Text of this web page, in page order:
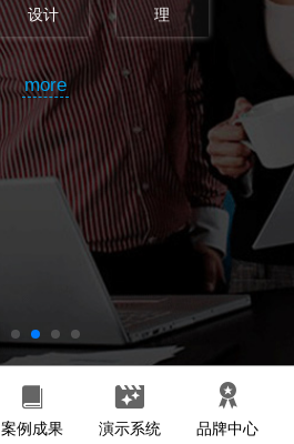
案例成果 演示系统 品牌中心
设计
理
more